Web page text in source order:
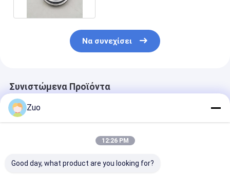
Να συνεχίσει
Συνιστώμενα Προϊόντα
Zuo
12:26 PM
Good day, what product are you looking for?